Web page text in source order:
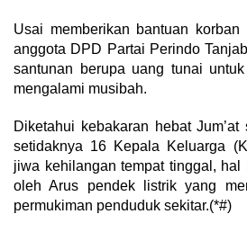
Usai memberikan bantuan
anggota DPD Partai Perindo
santunan berupa uang tunai
mengalami musibah.
Diketahui kebakaran hebat Jum’at
setidaknya 16 Kepala Keluarga
jiwa kehilangan tempat tinggal, hal
oleh Arus pendek listrik yang
permukiman penduduk sekitar.(*#)